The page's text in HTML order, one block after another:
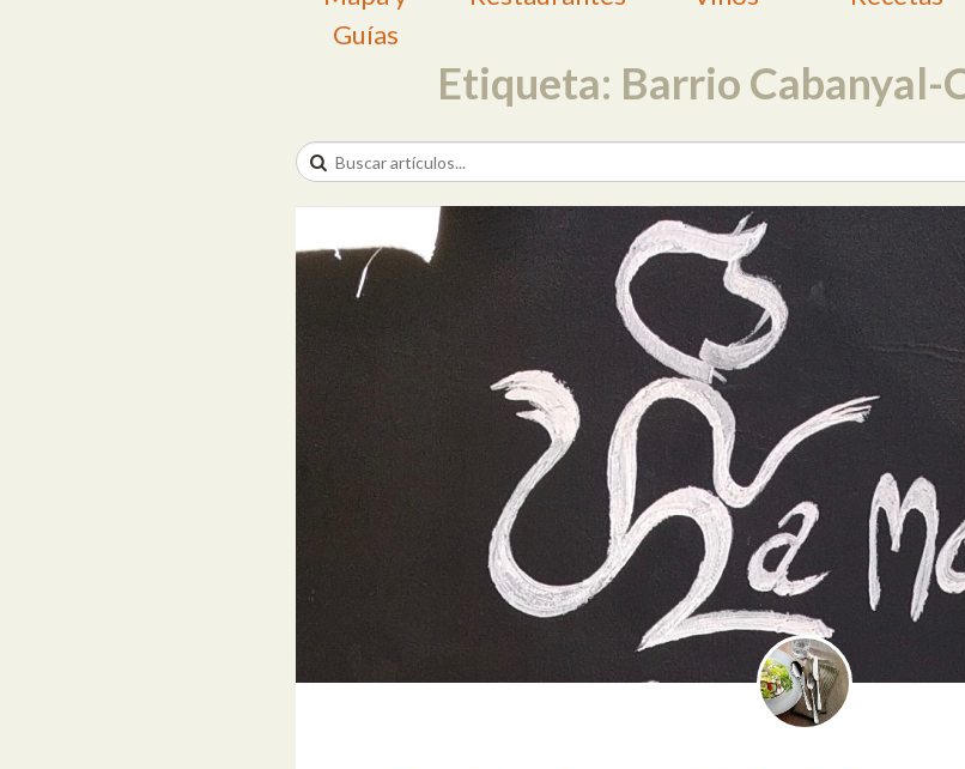
Guías
Etiqueta: Barrio Cabanyal-